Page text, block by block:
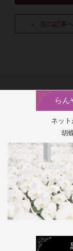
前の記事へ
らん
ネッ
胡